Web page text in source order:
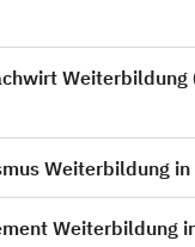
Weiterbildung
Weiterbildung in
Weiterbildung